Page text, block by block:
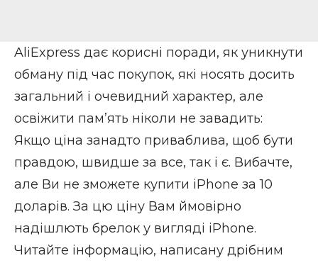
AliExpress дає корисні поради, як уникнути
обману під час покупок, які носять досить
загальний і очевидний характер, але
освіжити пам’ять ніколи не завадить:
Якщо ціна занадто приваблива, щоб бути
правдою, швидше за все, так і є. Вибачте,
але Ви не зможете купити iPhone за 10
доларів. За цю ціну Вам ймовірно
надішлють брелок у вигляді iPhone.
Читайте інформацію, написану дрібним